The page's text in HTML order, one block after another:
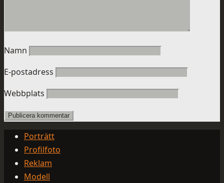
Namn
E-postadress
Webbplats
Porträtt
Profilfoto
Reklam
Modell